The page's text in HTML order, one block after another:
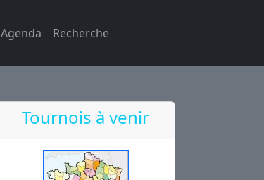
Agenda Recherche
Tournois à venir